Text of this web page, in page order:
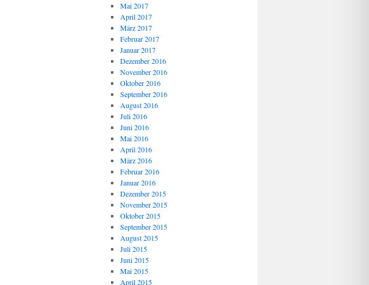
Mai 2017
April 2017
März 2017
Februar 2017
Januar 2017
Dezember 2016
November 2016
Oktober 2016
September 2016
August 2016
Juli 2016
Juni 2016
Mai 2016
April 2016
März 2016
Februar 2016
Januar 2016
Dezember 2015
November 2015
Oktober 2015
September 2015
August 2015
Juli 2015
Juni 2015
Mai 2015
April 2015